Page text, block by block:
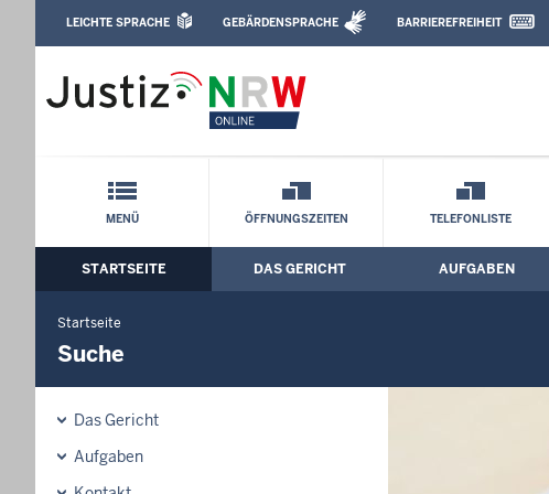
Amtsgericht Bocholt: Suche
Leichte Sprache, Gebärdensprachenvideo und
LEICHTE SPRACHE GEBÄRDENSPRACHE BARRIEREFREIHEIT
Schnellnavigation mit Volltext-Suche
MENÜ ÖFFNUNGSZEITEN TELEFONLISTE
Hauptmenü: Hauptnavigation
STARTSEITE DAS GERICHT AUFGABEN
Startseite
Suche
Das Gericht
Aufgaben